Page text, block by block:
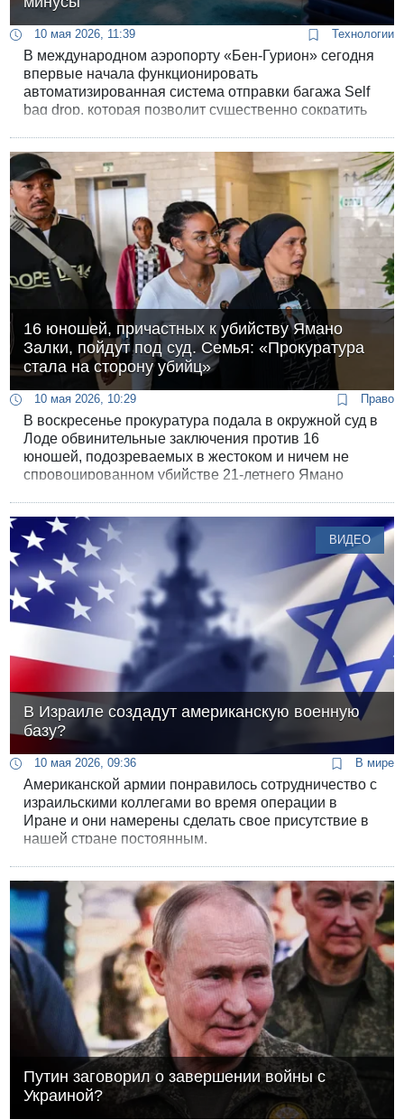
10 мая 2026, 11:39 Технологии
В международном аэропорту «Бен-Гурион» сегодня
впервые начала функционировать
автоматизированная система отправки багажа Self
bag drop, которая позволит существенно сократить
16 юношей, причастных к убийству Ямано
Залки, пойдут под суд. Семья: «Прокуратура
стала на сторону убийц»
10 мая 2026, 10:29 Право
В воскресенье прокуратура подала в окружной суд в
Лоде обвинительные заключения против 16
юношей, подозреваемых в жестоком и ничем не
спровоцированном убийстве 21-летнего Ямано
ВИДЕО
В Израиле создадут американскую военную
базу?
10 мая 2026, 09:36 В мире
Американской армии понравилось сотрудничество с
израильскими коллегами во время операции в
Иране и они намерены сделать свое присутствие в
нашей стране постоянным.
Путин заговорил о завершении войны с
Украиной?